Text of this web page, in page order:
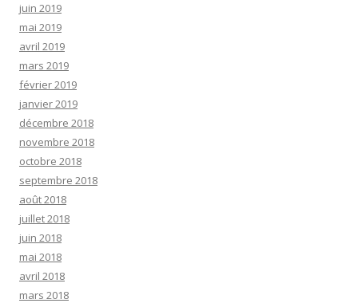
juin 2019
mai 2019
avril 2019
mars 2019
février 2019
janvier 2019
décembre 2018
novembre 2018
octobre 2018
septembre 2018
août 2018
juillet 2018
juin 2018
mai 2018
avril 2018
mars 2018